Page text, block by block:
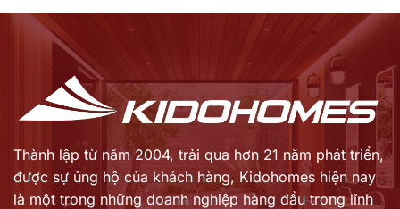
11.290.000 ₫.
9.350.000 ₫.
Thành lập từ năm 2004, trải qua hơn 21 năm phát triển,
được sự ủng hộ của khách hàng, Kidohomes hiện nay
là một trong những doanh nghiệp hàng đầu trong lĩnh